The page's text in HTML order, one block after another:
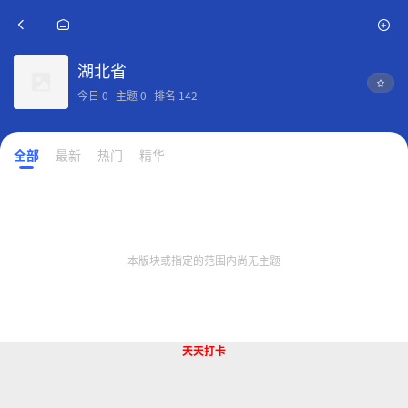
湖北省
今日 0 主题0 排名 142
全部 最新 热门 精华
本版块或指定的范围内尚无主题
天天打卡